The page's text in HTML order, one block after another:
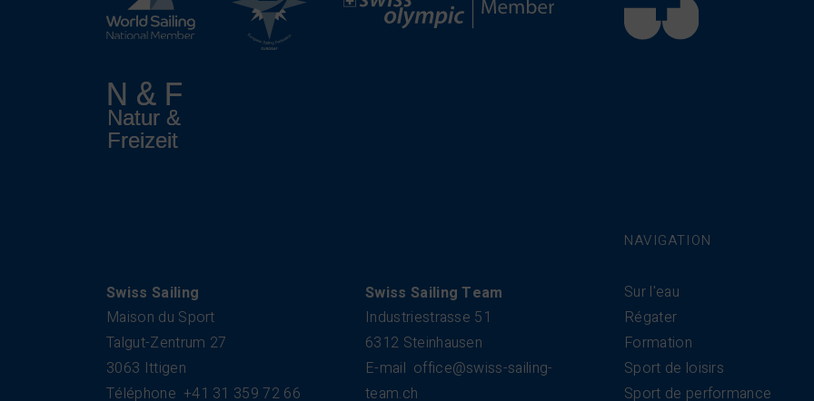
Swiss Sailing
Maison du Sport
Talgut-Zentrum 27
3063 Ittigen
Téléphone +41 31 359 72 66
Swiss Sailing Team
Industriestrasse 51
6312 Steinhausen
E-mail office@swiss-sailing-
team.ch
NAVIGATION
Sur l'eau
Régater
Formation
Sport de loisirs
Sport de performance